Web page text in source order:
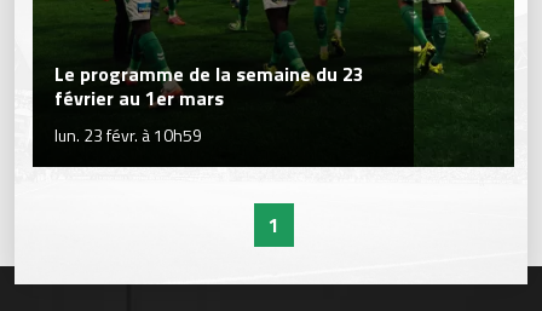
Le programme de la semaine du 23
février au 1er mars
lun. 23 févr. à 10h59
1